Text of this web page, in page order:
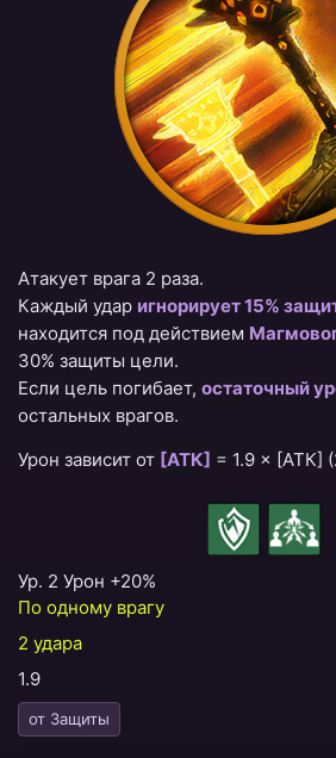
Атакует врага 2 раза.
Каждый удар игнорирует 15%
находится под действием
30% защиты цели.
Если цель погибает, остаточный
остальных врагов.
Урон зависит от [АТК] = 1.9 × [АТК]
Ур. 2 Урон +20%
По одному врагу
2 удара
1.9
от Защиты